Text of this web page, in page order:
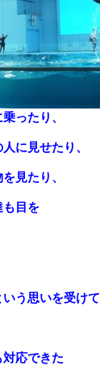
ったり、
に見せたり、
見たり、
目を
う思いを受けて
応できた